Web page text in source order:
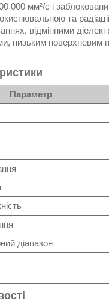
000 мм²/с і
та
відмінними
низьким поверхневим
Параметр
діапазон